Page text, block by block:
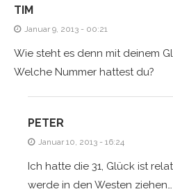
TIM
Januar 9, 2013 - 00:21
Wie steht es denn mit deinem
Welche Nummer hattest du?
PETER
Januar 10, 2013 - 16:24
Ich hatte die 31, Glück ist
werde in den Westen